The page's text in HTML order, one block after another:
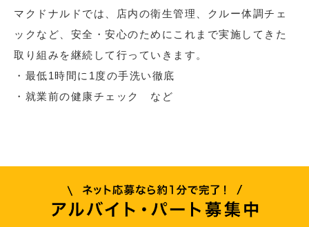
マクドナルドでは、店内の衛生管理、クルー体調チェ
ックなど、安全・安心のためにこれまで実施してきた
取り組みを継続して行っていきます。
・最低1時間に1度の手洗い徹底
・就業前の健康チェック など